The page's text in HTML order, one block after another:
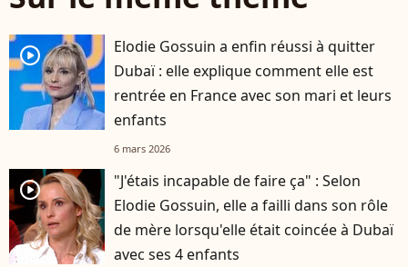
player2
Elodie Gossuin a enfin réussi à quitter
Dubaï : elle explique comment elle est
rentrée en France avec son mari et leurs
enfants
6 mars 2026
player2
"J'étais incapable de faire ça" : Selon
Elodie Gossuin, elle a failli dans son rôle
de mère lorsqu'elle était coincée à Dubaï
avec ses 4 enfants